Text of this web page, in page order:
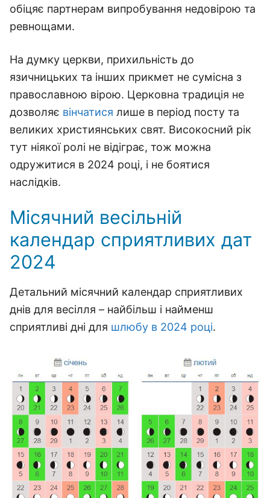
обіцяє партнерам випробування недовірою та
ревнощами.
На думку церкви, прихильність до
язичницьких та інших прикмет не сумісна з
православною вірою. Церковна традиція не
дозволяє вінчатися лише в період посту та
великих християнських свят. Високосний рік
тут ніякої ролі не відіграє, тож можна
одружитися в 2024 році, і не боятися
наслідків.
Місячний весільній
календар сприятливих дат
2024
Детальний місячний календар сприятливих
днів для весілля – найбільш і найменш
сприятливі дні для шлюбу в 2024 році.